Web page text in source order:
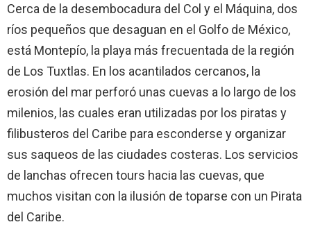
Cerca de la desembocadura del Col y el Máquina, dos
ríos pequeños que desaguan en el Golfo de México,
está Montepío, la playa más frecuentada de la región
de Los Tuxtlas. En los acantilados cercanos, la
erosión del mar perforó unas cuevas a lo largo de los
milenios, las cuales eran utilizadas por los piratas y
filibusteros del Caribe para esconderse y organizar
sus saqueos de las ciudades costeras. Los servicios
de lanchas ofrecen tours hacia las cuevas, que
muchos visitan con la ilusión de toparse con un Pirata
del Caribe.